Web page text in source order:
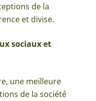
de la
et divise.
sociaux et
une meilleure
de la société